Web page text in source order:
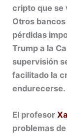
cripto que se
Otros
pérdidas
Trump a la
supervisión
facilitado la
endurecerse.
El profesor
problemas